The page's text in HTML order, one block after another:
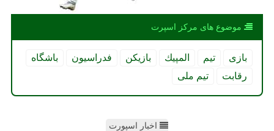
موضوع های مركز اسپرت
بازی تیم المپیك بازیكن فدراسیون
باشگاه
رقابت
تیم ملی
اخبار اسپورت